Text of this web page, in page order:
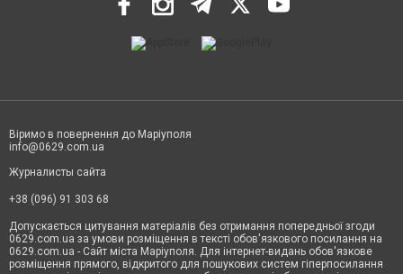
Віримо в повернення до Маріуполя
info@0629.com.ua
Журналисты сайта
+38 (096) 91 303 68
Допускається цитування матеріалів без отримання попередньої згоди
0629.com.ua за умови розміщення в тексті обов'язкового посилання на
0629.com.ua - Сайт міста Маріуполя. Для інтернет-видань обов'язкове
розміщення прямого, відкритого для пошукових систем гіперпосилання